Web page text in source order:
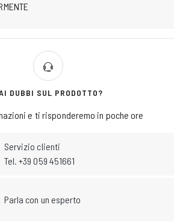
DUBBI SUL PRODOTTO?
e ti risponderemo in poche ore
Servizio clienti
Tel. +39 059 451661
Parla con un esperto